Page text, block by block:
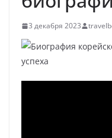
3 декабря 2023